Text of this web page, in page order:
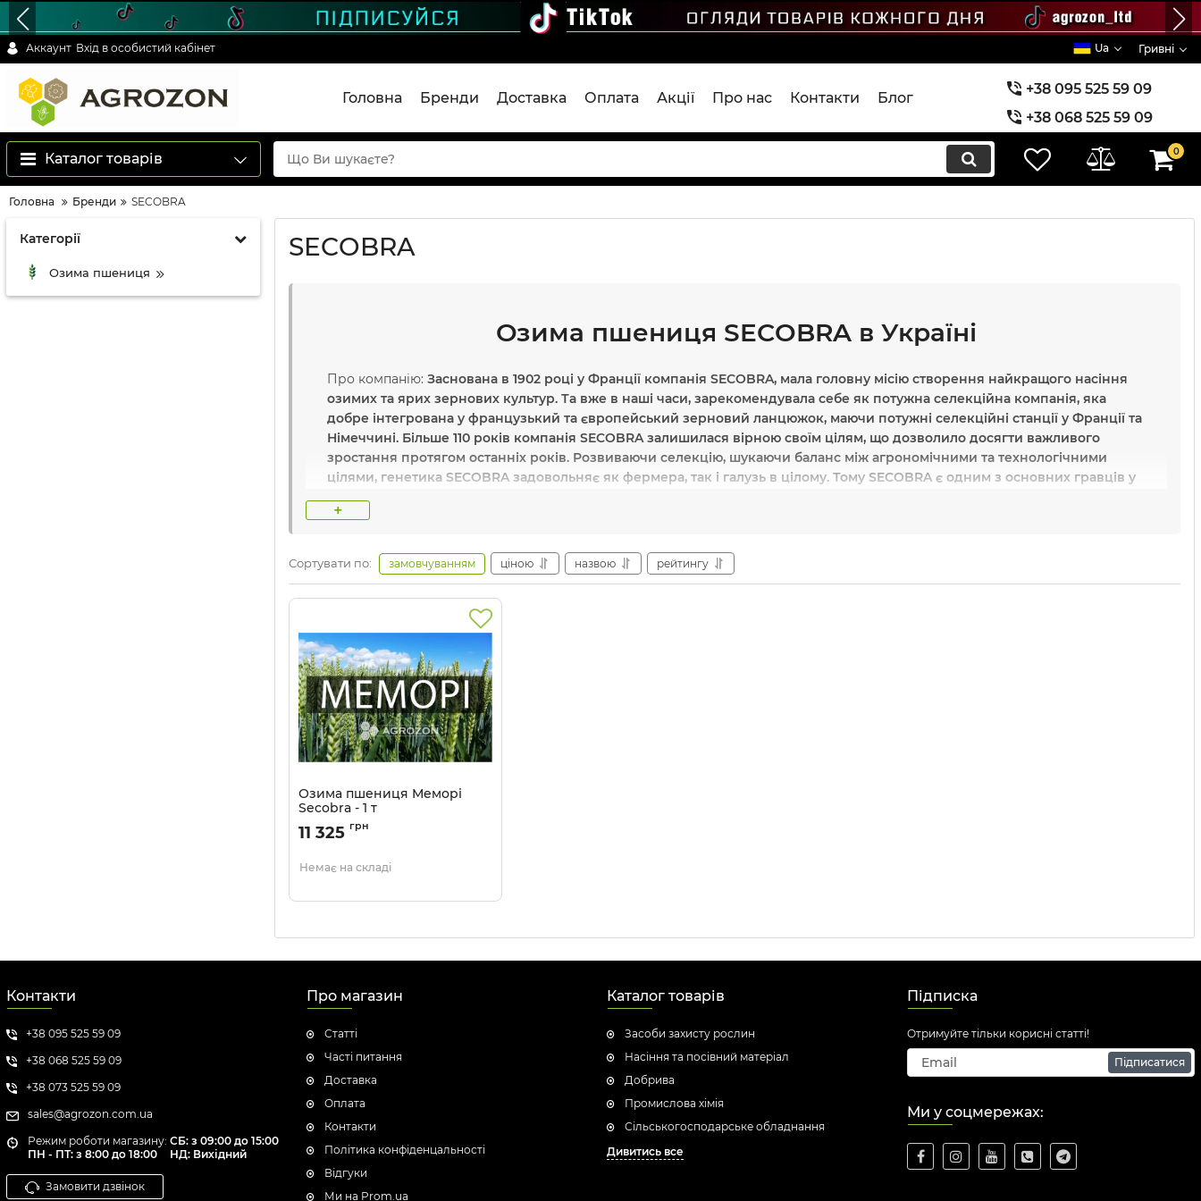
Аккаунт Вхід в особистий кабінет Ua Гривні
Головна Бренди Доставка Оплата Акції Про нас Контакти Блог
+38 095 525 59 09
+38 068 525 59 09
+38 073 525 59 09
Каталог товарів 0
Головна Бренди SECOBRA
Категорії
Озима пшениця
SECOBRA
Озима пшениця SECOBRA в Україні
Про компанію: Заснована в 1902 році у Франції компанія SECOBRA, мала головну місію створення найкращого насіння
озимих та ярих зернових культур. Та вже в наші часи, зарекомендувала себе як потужна селекційна компанія, яка
добре інтегрована у французький та європейський зерновий ланцюжок, маючи потужні селекційні станції у Франції та
Німеччині. Більше 110 років компанія SECOBRA залишилася вірною своїм цілям, що дозволило досягти важливого
зростання протягом останніх років. Розвиваючи селекцію, шукаючи баланс між агрономічними та технологічними
цілями, генетика SECOBRA задовольняє як фермера, так і галузь в цілому. Тому SECOBRA є одним з основних гравців у
Європі в селекції озимих пшениць та ячменів.
Найвідоміше насіння:Меморі.
Secobra Recherches
Країна:Франція
Де купити насіння озимої пшениці
КомпаніяAgrozon.com.ua
походження товару!
+
Сортувати по: замовчуванням ціною назвою рейтингу
Озима пшениця Меморі
Secobra - 1 т
Артикул: 2604201
11 325 грн
Немає на складі
Контакти
+38 095 525 59 09
+38 068 525 59 09
+38 073 525 59 09
sales@agrozon.com.ua
Режим роботи магазину:
ПН - ПТ: з 8:00 до 18:00
СБ: з 09:00 до 15:00
НД: Вихідний
Замовити дзвінок
Про магазин
Статті
Часті питання
Доставка
Оплата
Контакти
Політика конфіденцальності
Відгуки
Ми на Prom.ua
Каталог товарів
Засоби захисту рослин
Насіння та посівний матеріал
Добрива
Промислова хімія
Сільськогосподарське обладнання
Дивитись все
Підписка
Отримуйте тільки корисні статті!
Підписатися
Ми у соцмережах: